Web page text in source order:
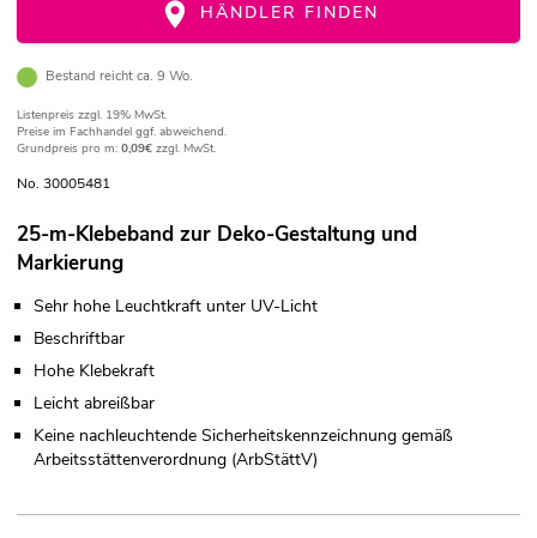
HÄNDLER FINDEN
Bestand reicht ca. 9 Wo.
Listenpreis zzgl. 19% MwSt.
Preise im Fachhandel ggf. abweichend.
Grundpreis pro m: 0,09€ zzgl. MwSt.
No. 30005481
25-m-Klebeband zur Deko-Gestaltung und
Markierung
Sehr hohe Leuchtkraft unter UV-Licht
Beschriftbar
Hohe Klebekraft
Leicht abreißbar
Keine nachleuchtende Sicherheitskennzeichnung gemäß
Arbeitsstättenverordnung (ArbStättV)